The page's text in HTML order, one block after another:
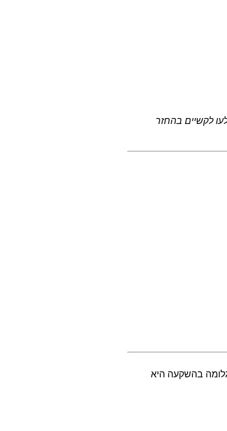
לקשיים בהחזר
בישראל (0.6%) ולכן התשואה הריאלית הגלומה בהשקעה היא